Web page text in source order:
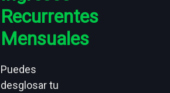
Recurrentes
Mensuales
Puedes
desglosar tu